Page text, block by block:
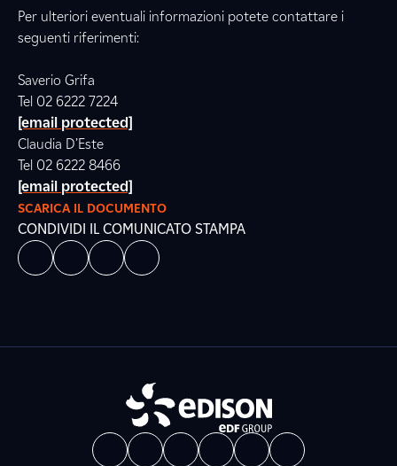
Per ulteriori eventuali informazioni potete contattare i
seguenti riferimenti:
Saverio Grifa
Tel 02 6222 7224
[email protected]
Claudia D’Este
Tel 02 6222 8466
[email protected]
SCARICA IL DOCUMENTO
CONDIVIDI IL COMUNICATO STAMPA